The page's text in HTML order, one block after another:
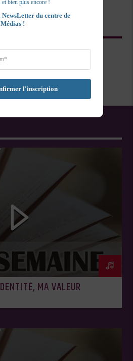
MA VALEUR
et bien plus encore !
du centre de
!
l'inscription